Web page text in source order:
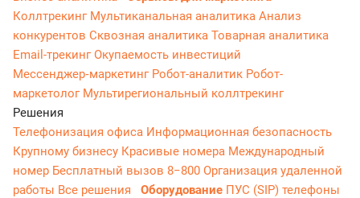
Коллтрекинг Мультиканальная аналитика Анализ
конкурентов Сквозная аналитика Товарная аналитика
Email-трекингОкупаемость инвестиций
Мессенджер‑маркетинг Робот-аналитик Робот-
маркетолог Мультирегиональный коллтрекинг
Решения
Телефонизация офиса Информационная безопасность
Крупному бизнесу Красивые номера Международный
номер Бесплатный вызов 8−800 Организация удаленной
работы Все решения Оборудование ПУС (SIP) телефоны